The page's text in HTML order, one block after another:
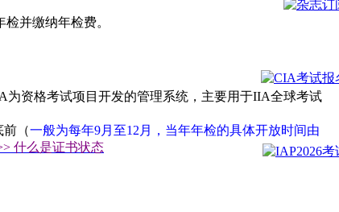
并缴纳年检费。
为资格考试项目开发的管理系统，主要用于IIA全球考试
（一般为每年9月至12月，当年年检的具体开放时间由
什么是证书状态